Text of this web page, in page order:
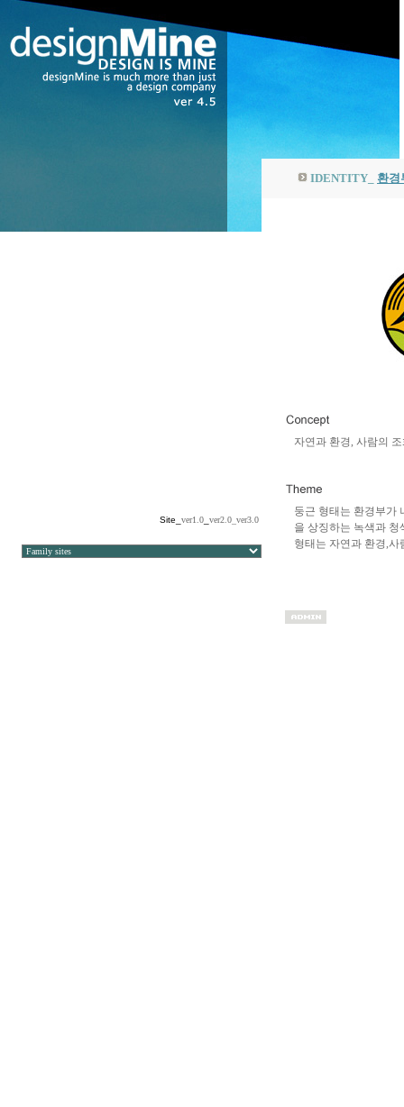
Site_ ver1.0 ver2.0_ ver3.0
IDENTITY_ 환경
자연과 환경, 사람의
둥근 형태는 환경부가
을 상징하는 녹색과
형태는 자연과 환경,